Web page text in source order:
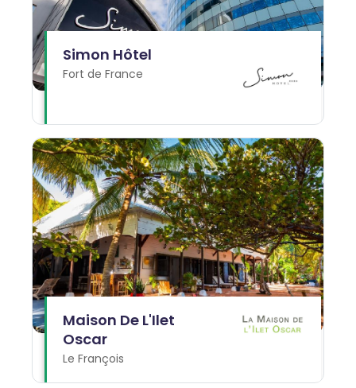
Simon Hôtel
Fort de France
Maison De L'Ilet
Oscar
Le François